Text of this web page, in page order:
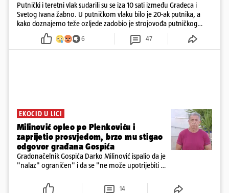
Putnički i teretni vlak sudarili su se iza 10 sati između Gradeca i
Svetog Ivana žabno. U putničkom vlaku bilo je 20-ak putnika, a
kako doznajemo teže ozljede zadobio je strojovođa putničkog
vlaka. Zatvoren je promet, a fotoreporteri Prigorskog objavili su
prve snimke s mjesta sudara
6 47
EKOCID U LICI
Milinović opleo po Plenkoviću i
zaprijetio prosvjedom, brzo mu stigao
odgovor građana Gospića
Gradonačelnik Gospića Darko Milinović ispalio da je
"nalaz" ograničen" i da se "ne može upotrijebiti za
ga je naručio Uskok i da je dio spisa
14